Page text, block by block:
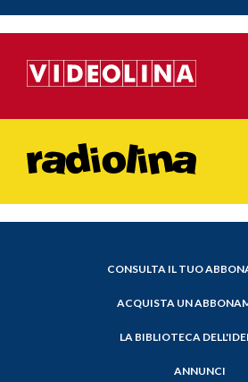
CONSULTA IL TUO
ACQUISTA UN
LA BIBLIOTECA
ANNUNCI